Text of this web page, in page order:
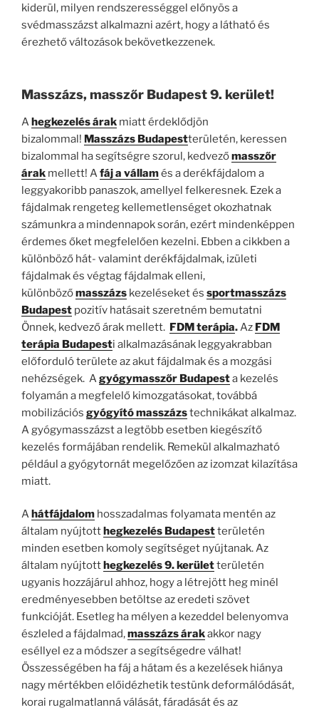
kiderül, milyen rendszerességgel előnyös a
svédmasszázst alkalmazni azért, hogy a látható és
érezhető változások bekövetkezzenek.
Masszázs, masszőr Budapest 9. kerület!
A hegkezelés árak miatt érdeklődjön
bizalommal! Masszázs Budapestterületén, keressen
bizalommal ha segítségre szorul, kedvezőmasszőr
árak mellett! A fáj a vállamés a derékfájdalom a
leggyakoribb panaszok, amellyel felkeresnek. Ezek a
fájdalmak rengeteg kellemetlenséget okozhatnak
számunkra a mindennapok során, ezért mindenképpen
érdemes őket megfelelően kezelni. Ebben a cikkben a
különböző hát- valamint derékfájdalmak, izületi
fájdalmak és végtag fájdalmak elleni,
különbözőmasszázs kezeléseket és sportmasszázs
Budapest pozitív hatásait szeretném bemutatni
Önnek, kedvező árak mellett. FDM terápia. Az FDM
terápia Budapesti alkalmazásának leggyakrabban
előforduló területe az akut fájdalmak és a mozgási
nehézségek. A gyógymasszőr Budapesta kezelés
folyamán a megfelelő kimozgatásokat, továbbá
mobilizációs gyógyító masszázstechnikákat alkalmaz.
A gyógymasszázst a legtöbb esetben kiegészítő
kezelés formájában rendelik. Remekül alkalmazható
például a gyógytornát megelőzően az izomzat kilazítása
miatt.
Ahátfájdalom hosszadalmas folyamata mentén az
általam nyújtotthegkezelés Budapestterületén
minden esetben komoly segítséget nyújtanak. Az
általam nyújtotthegkezelés 9. kerületterületén
ugyanis hozzájárul ahhoz, hogy a létrejött heg minél
eredményesebben betöltse az eredeti szövet
funkcióját. Esetleg ha mélyen a kezeddel belenyomva
észleled a fájdalmad,masszázs árakakkor nagy
eséllyel ez a módszer a segítségedre válhat!
Összességében ha fáj a hátam és a kezelések hiánya
nagy mértékben előidézhetik testünk deformálódását,
korai rugalmatlanná válását, fáradását és az